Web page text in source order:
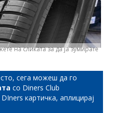
на сликата за да ја зумирате
сега можеш да го
со Diners Club
картичка, аплицирај